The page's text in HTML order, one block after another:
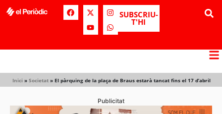
SUBSCRIU-
T'HI
Inici » Societat » El pàrquing de la plaça de Braus estarà tancat fins el 17 d’abril
Publicitat